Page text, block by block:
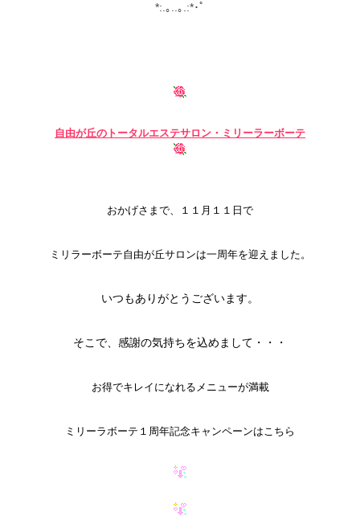
*:.｡..｡.:*･ﾟ
自由が丘の トータルエステサロン・ミリーラーボーテ
おかげさまで、１１月１１日で
ミリラーボーテ自由が丘サロンは一周年を迎えました。
いつもありがとうございます。
そこで、感謝の気持ちを込めまして・・・
お得でキレイになれるメニューが満載
ミリーラボーテ１周年記念キャンペーンはこちら